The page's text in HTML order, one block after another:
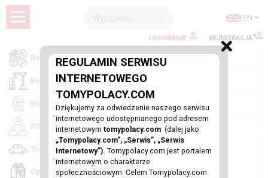
REGULAMIN SERWISU
INTERNETOWEGO
TOMYPOLACY.COM
Dziękujemy za odwiedzenie naszego serwisu
internetowego udostępnianego pod adresem
internetowym tomypolacy.com (dalej jako:
„Tomypolacy.com”, „Serwis”, „Serwis
Internetowy”). Tomypolacy.com jest portalem
internetowym o charakterze
społecznościowym. Celem Tomypolacy.com
LOGOWANIE REJESTRACJA
EN
Remonty (1)
Budownictwo (0)
Biuro rachunkowe (0)
POLSKIE BIURO UBEZPIECZEŃ (0)
Transport, przeprowadzki (0)
Opiekun osoby starszej (0)